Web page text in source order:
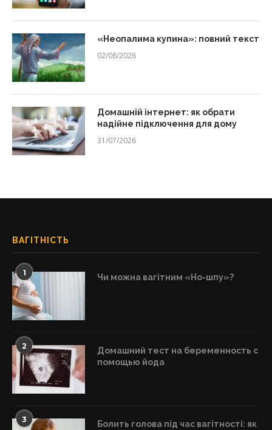
«Неопалима купина»: повний текст
02/08/2026
Домашній інтернет: як обрати
надійне підключення для дому
31/07/2026
ВАГІТНІСТЬ
1 Чи можна вагітним «Но-шпу»?
2
Домашний тест на беременность с
помощью йода
3
Болить голова під час вагітності: як